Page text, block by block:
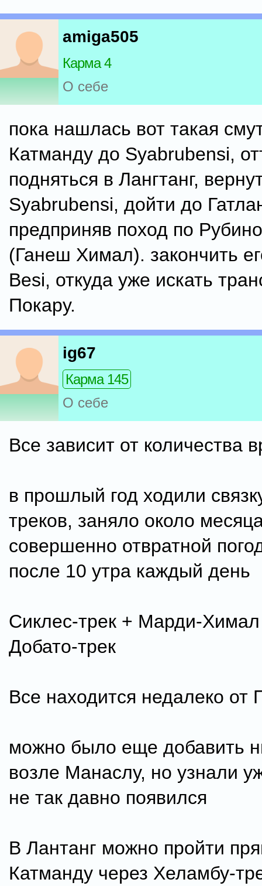
amiga505
Карма 4
О себе
пока нашлась вот такая
Катманду до Syabrubensi,
подняться в Лангтанг,
Syabrubensi, дойти до
предприняв поход по
(Ганеш Химал). закончить
Besi, откуда уже искать
Покару.
ig67
Карма 145
О себе
Все зависит от количества
в прошлый год ходили
треков, заняло около
совершенно отвратной
после 10 утра каждый день
Сиклес-трек + Марди-Химал
Добато-трек
Все находится недалеко от
можно было еще добавить
возле Манаслу, но узнали
не так давно появился
В Лантанг можно пройти
Катманду через Хеламбу-